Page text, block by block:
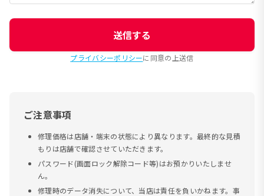
送信する
プライバシーポリシーに同意の上送信
ご注意事項
修理価格は店舗・端末の状態により異なります。最終的な見積
もりは店舗で確認させていただきます。
パスワード(画面ロック解除コード等)はお預かりいたしませ
ん。
修理時のデータ消失について、当店は責任を負いかねます。事